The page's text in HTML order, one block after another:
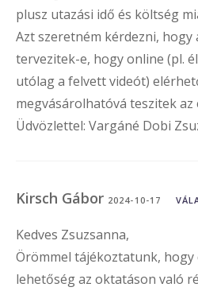
plusz utazási idő és költség
Azt szeretném kérdezni, hogy
tervezitek-e, hogy online (pl.
utólag a felvett videót)
megvásárolhatóvá teszitek az
Üdvözlettel: Vargáné Dobi
Kirsch Gábor 2024-10-17
Kedves Zsuzsanna,
Örömmel tájékoztatunk,
lehetőség az oktatáson való